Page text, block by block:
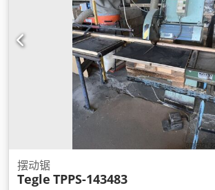
摆动锯
Tegle TPPS-143483